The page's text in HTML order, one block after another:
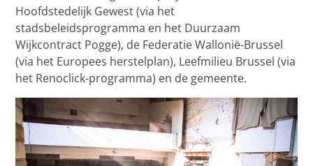
Hoofdstedelijk Gewest (via het
stadsbeleidsprogramma en het Duurzaam
Wijkcontract Pogge), de Federatie Wallonië-Brussel
(via het Europees herstelplan), Leefmilieu Brussel (via
het Renoclick-programma) en de gemeente.